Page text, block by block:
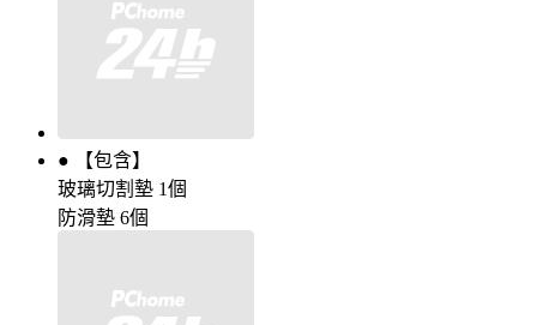
● 【包含】
玻璃切割墊 1個
防滑墊 6個